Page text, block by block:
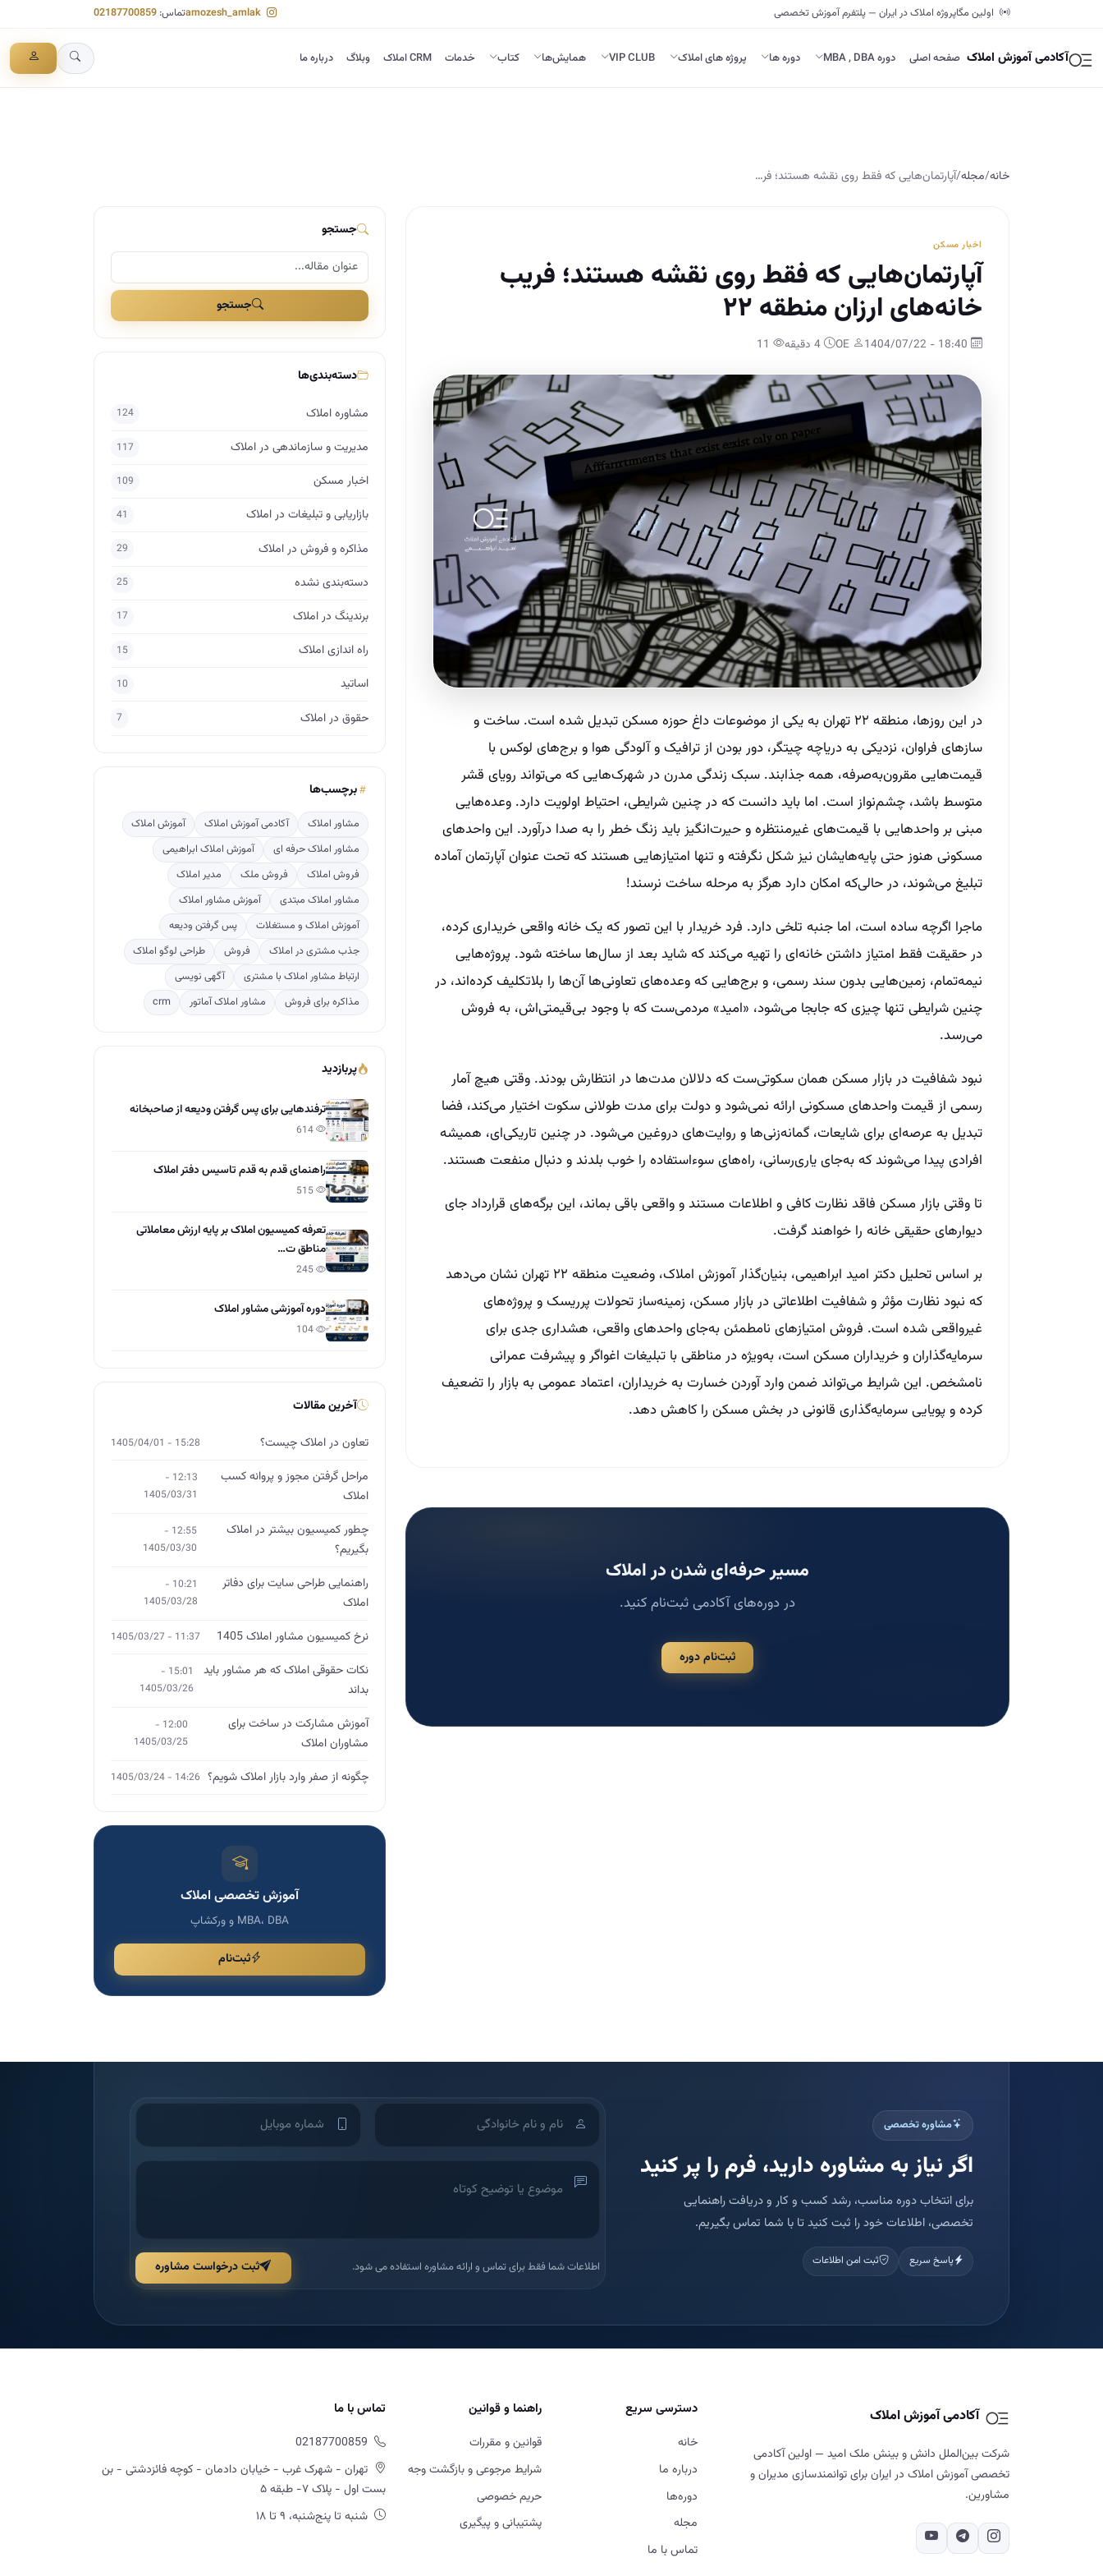
اولین مگاپروژه املاک در ایران — پلتفرم آموزش تخصصی تماس: 02187700859
آکادمی آموزش املاک صفحه اصلی دوره MBA , DBA دوره ها پروژه های املاک VIP CLUB همایش‌ها کتاب خدمات CRM املاک وبلاگ درباره ما
خانه/مجله/آپارتمان‌هایی که فقط روی نقشه هستند؛ فر…
اخبار مسکن
آپارتمان‌هایی که فقط روی نقشه هستند؛ فریب
خانه‌های ارزان منطقه ۲۲
در این روزها، منطقه ۲۲ تهران به یکی از موضوعات داغ حوزه مسکن تبدیل شده است. ساخت و
سازهای فراوان، نزدیکی به دریاچه چیتگر، دور بودن از ترافیک و آلودگی هوا و برج‌های لوکس با
قیمت‌هایی مقرون‌به‌صرفه، همه جذابند. سبک زندگی مدرن در شهرک‌هایی که می‌تواند رویای قشر
متوسط باشد، چشم‌نواز است. اما باید دانست که در چنین شرایطی، احتیاط اولویت دارد. وعده‌هایی
مبنی بر واحدهایی با قیمت‌های غیرمنتظره و حیرت‌انگیز باید زنگ خطر را به صدا درآورد. این واحدهای
مسکونی هنوز حتی پایه‌هایشان نیز شکل نگرفته و تنها امتیازهایی هستند که تحت عنوان آپارتمان آماده
تبلیغ می‌شوند، در حالی‌که امکان دارد هرگز به مرحله ساخت نرسند!
ماجرا اگرچه ساده است، اما جنبه تلخی دارد. فرد خریدار با این تصور که یک خانه واقعی خریداری کرده،
در حقیقت فقط امتیاز داشتن خانه‌ای را تهیه می‌کند که شاید بعد از سال‌ها ساخته شود. پروژه‌هایی
نیمه‌تمام، زمین‌هایی بدون سند رسمی، و برج‌هایی که وعده‌های تعاونی‌ها آن‌ها را بلاتکلیف کرده‌اند، در
چنین شرایطی تنها چیزی که جابجا می‌شود، «امید» مردمی‌ست که با وجود بی‌قیمتی‌اش، به فروش
می‌رسد.
نبود شفافیت در بازار مسکن همان سکوتی‌ست که دلالان مدت‌ها در انتظارش بودند. وقتی هیچ آمار
رسمی از قیمت واحدهای مسکونی ارائه نمی‌شود و دولت برای مدت طولانی سکوت اختیار می‌کند، فضا
تبدیل به عرصه‌ای برای شایعات، گمانه‌زنی‌ها و روایت‌های دروغین می‌شود. در چنین تاریکی‌ای، همیشه
افرادی پیدا می‌شوند که به‌جای یاری‌رسانی، راه‌های سوءاستفاده را خوب بلدند و دنبال منفعت هستند.
تا وقتی بازار مسکن فاقد نظارت کافی و اطلاعات مستند و واقعی باقی بماند، این برگه‌های قرارداد جای
دیوارهای حقیقی خانه را خواهند گرفت.
بر اساس تحلیل دکتر امید ابراهیمی، بنیان‌گذار آموزش املاک، وضعیت منطقه ۲۲ تهران نشان می‌دهد
که نبود نظارت مؤثر و شفافیت اطلاعاتی در بازار مسکن، زمینه‌ساز تحولات پرریسک و پروژه‌های
غیرواقعی شده است. فروش امتیازهای نامطمئن به‌جای واحدهای واقعی، هشداری جدی برای
سرمایه‌گذاران و خریداران مسکن است، به‌ویژه در مناطقی با تبلیغات اغواگر و پیشرفت عمرانی
نامشخص. این شرایط می‌تواند ضمن وارد آوردن خسارت به خریداران، اعتماد عمومی به بازار را تضعیف
کرده و پویایی سرمایه‌گذاری قانونی در بخش مسکن را کاهش دهد.
مسیر حرفه‌ای شدن در املاک
در دوره‌های آکادمی ثبت‌نام کنید.
ثبت‌نام دوره
جستجو
جستجو
دسته‌بندی‌ها
مشاوره املاک 124
مدیریت و سازماندهی در املاک 117
اخبار مسکن 109
بازاریابی و تبلیغات در املاک 41
مذاکره و فروش در املاک 29
دسته‌بندی نشده 25
برندینگ در املاک 17
راه اندازی املاک 15
اساتید 10
حقوق در املاک 7
برچسب‌ها
مشاور املاک آکادمی آموزش املاک
آموزش املاک
مشاور املاک حرفه ای
آموزش املاک ابراهیمی
فروش املاک
فروش ملک
مدیر املاک
مشاور املاک مبتدی
آموزش مشاور املاک
آموزش املاک و مستغلات
پس گرفتن ودیعه
جذب مشتری در املاک
فروش
طراحی لوگو املاک
ارتباط مشاور املاک با مشتری
آگهی نویسی
مذاکره برای فروش
مشاور املاک آماتور crm
پربازدید
ترفندهایی برای پس گرفتن ودیعه از صاحبخانه
راهنمای قدم به قدم تاسیس دفتر املاک
تعرفه کمیسیون املاک بر پایه ارزش معاملاتی
مناطق ت…
دوره آموزشی مشاور املاک
آخرین مقالات
تعاون در املاک چیست؟ 15:28 - 1405/04/01
مراحل گرفتن مجوز و پروانه کسب
املاک
12:13 -
1405/03/31
چطور کمیسیون بیشتر در املاک
بگیریم؟
12:55 -
1405/03/30
راهنمایی طراحی سایت برای دفاتر
املاک
10:21 -
1405/03/28
نرخ کمیسیون مشاور املاک 1405 11:37 - 1405/03/27
نکات حقوقی املاک که هر مشاور باید
بداند
15:01 -
1405/03/26
آموزش مشارکت در ساخت برای
مشاوران املاک
12:00 -
1405/03/25
چگونه از صفر وارد بازار املاک شویم؟ 14:26 - 1405/03/24
آموزش تخصصی املاک
MBA، DBA و ورکشاپ
ثبت‌نام
مشاوره تخصصی
اگر نیاز به مشاوره دارید، فرم را پر کنید
برای انتخاب دوره مناسب، رشد کسب و کار و دریافت راهنمایی
تخصصی، اطلاعات خود را ثبت کنید تا با شما تماس بگیریم.
پاسخ سریع ثبت امن اطلاعات اطلاعات شما فقط برای تماس و ارائه مشاوره استفاده می شود. ثبت درخواست مشاوره
آکادمی آموزش املاک
شرکت بین‌الملل دانش و بینش ملک امید — اولین آکادمی
تخصصی آموزش املاک در ایران برای توانمندسازی مدیران و
مشاورین.
دسترسی سریع
خانه
درباره ما
دوره‌ها
مجله
تماس با ما
راهنما و قوانین
قوانین و مقررات
شرایط مرجوعی و بازگشت وجه
حریم خصوصی
پشتیبانی و پیگیری
تماس با ما
02187700859
تهران - شهرک غرب - خیابان دادمان - کوچه فائزدشتی - بن
بست اول - پلاک ۷- طبقه ۵
شنبه تا پنج‌شنبه، ۹ تا ۱۸